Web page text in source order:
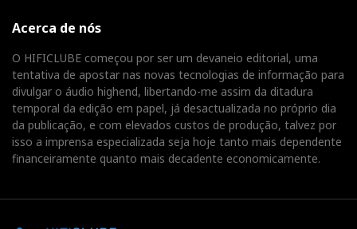
prove a point: para nos provar que a largura de banda
é assaz importante. O palco sonoro comprime-se e o
“ar” torna-se rarefeito. Os músicos parecem estar mais
próximos e presentes, mas surgem contidos num
“colete de forças ”.
Acerca de nós
O HIFICLUBE começou por ser um devaneio editorial, uma
tentativa de apostar nas novas tecnologias de informação para
divulgar o áudio highend, libertando-me assim da ditadura
temporal da edição em papel, já desactualizada no próprio dia
da publicação, e com elevados custos de produção, talvez por
isso a imprensa especializada seja hoje tanto mais dependente
financeiramente quanto mais decadente economicamente.